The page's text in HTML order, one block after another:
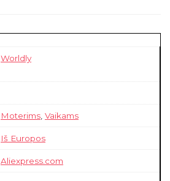
Worldly
Moterims, Vaikams
Iš Europos
Aliexpress.com